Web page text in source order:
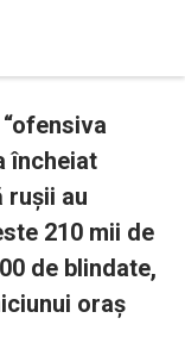
încheiat
rușii au
210 mii de
de blindate,
oraș